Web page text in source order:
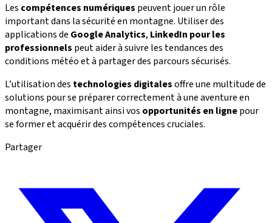
Les compétences numériques peuvent jouer un rôle
important dans la sécurité en montagne. Utiliser des
applications de Google Analytics, LinkedIn pour les
professionnels peut aider à suivre les tendances des
conditions météo et à partager des parcours sécurisés.
L’utilisation des technologies digitalesoffre une multitude de
solutions pour se préparer correctement à une aventure en
montagne, maximisant ainsi vos opportunités en lignepour
se former et acquérir des compétences cruciales.
Partager